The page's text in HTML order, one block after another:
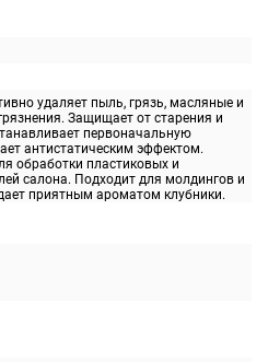
удаляет пыль, грязь, масляные и
Защищает от старения и
первоначальную
антистатическим эффектом.
обработки пластиковых и
салона. Подходит для молдингов и
приятным ароматом клубники.